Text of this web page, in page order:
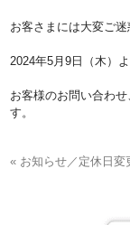
お客さまには大変ご
2024年5月9日（木 ）
お客様のお問い合わ
す。
« お知らせ／定休日